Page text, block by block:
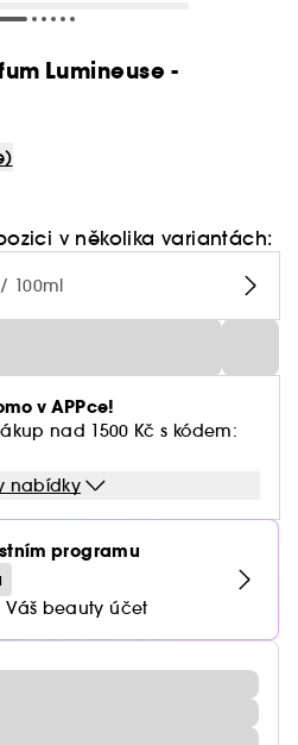
Lumineuse -
v několika variantách:
100ml
v APPce!
nad 1500 Kč s kódem:
nabídky
programu
beauty účet